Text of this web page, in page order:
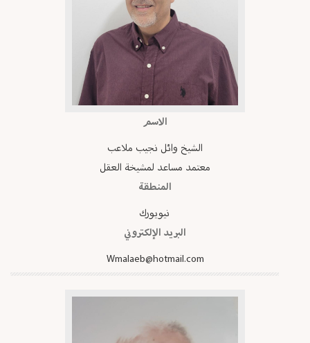
الاسم
الشيخ وائل نجيب ملاعب
معتمد مساعد لمشيخة العقل‏
المنطقة
نيويورك
البريد الإلكتروني
Wmalaeb@hotmail.com